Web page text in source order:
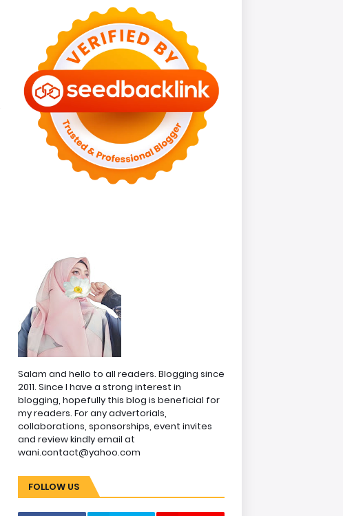
Salam and hello to all readers. Blogging since
2011. Since I have a strong interest in
blogging, hopefully this blog is beneficial for
my readers. For any advertorials,
collaborations, sponsorships, event invites
and review kindly email at
wani.contact@yahoo.com
FOLLOW US